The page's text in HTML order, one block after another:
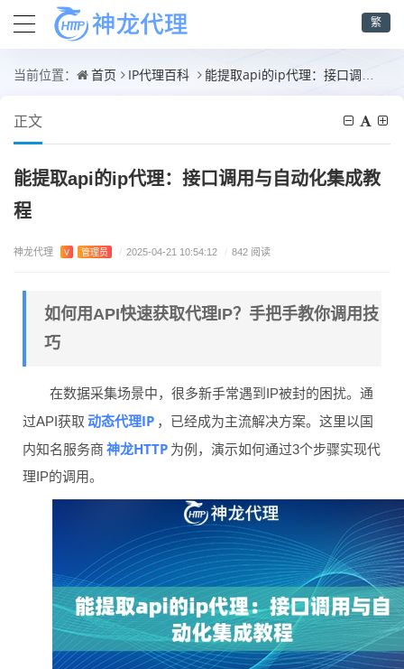
繁
当前位置： 首页 IP代理百科 能提取api的ip代理：接口调用与自动化集成教程
正文
能提取api的ip代理：接口调用与自动化集成教
程
神龙代理 V 管理员 / 2025-04-21 10:54:12 / 842 阅读
如何用API快速获取代理IP？手把手教你调用技
巧
在数据采集场景中，很多新手常遇到IP被封的困扰。通
过API获取 动态代理IP ，已经成为主流解决方案。这里以国
内知名服务商 神龙HTTP 为例，演示如何通过3个步骤实现代
理IP的调用。